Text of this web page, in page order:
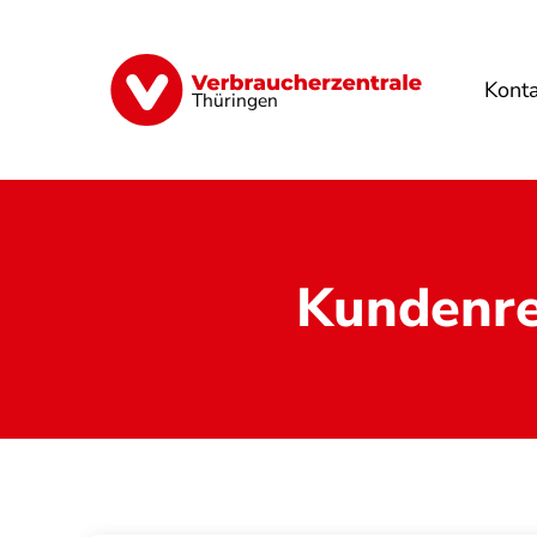
Thüringen
Finanzen Digitales Lebensmittel